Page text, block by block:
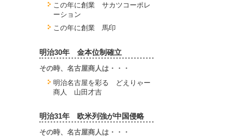
この年に創業 サカツコーポレ
ーション
この年に創業 馬印
明治30年 金本位制確立
その時、名古屋商人は・・・
明治名古屋を彩る どえりゃー
商人 山田才吉
明治31年 欧米列強が中国侵略
その時、名古屋商人は・・・